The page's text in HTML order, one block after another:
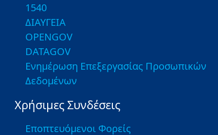
1540
ΔΙΑΥΓΕΙΑ
OPENGOV
DATAGOV
Ενημέρωση Επεξεργασίας Προσωπικών
Δεδομένων
Χρήσιμες Συνδέσεις
Εποπτευόμενοι Φορείς